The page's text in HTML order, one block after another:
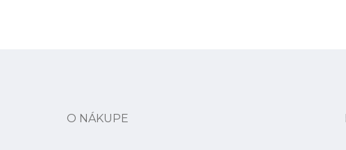
O NÁKUPE